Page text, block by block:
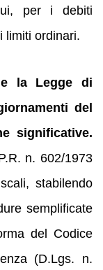
per i debiti
limiti ordinari.
la Legge di
del
significative.
n. 602/1973
stabilendo
semplificate
del Codice
(D.Lgs. n.